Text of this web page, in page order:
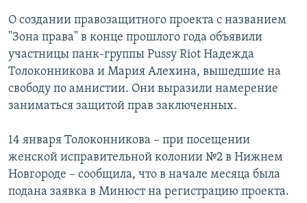
О создании правозащитного проекта с названием
"Зона права" в конце прошлого года объявили
участницы панк-группы Pussy Riot Надежда
Толоконникова и Мария Алехина, вышедшие на
свободу по амнистии. Они выразили намерение
заниматься защитой прав заключенных.
14 января Толоконникова – при посещении
женской исправительной колонии №2 в Нижнем
Новгороде – сообщила, что в начале месяца была
подана заявка в Минюст на регистрацию проекта.